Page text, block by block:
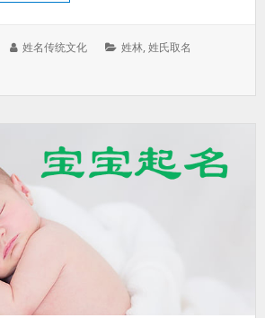
作
姓名传统文化
分
姓林,姓氏取名